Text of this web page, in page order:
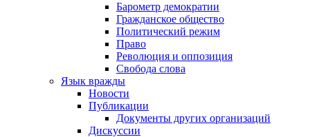
Барометр демократии
Гражданское общество
Политический режим
Право
Революция и оппозиция
Свобода слова
Язык вражды
Новости
Публикации
Документы других организаций
Дискуссии